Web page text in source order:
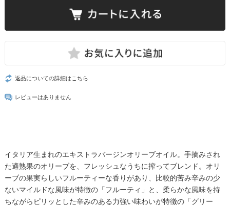
返品についての詳細はこちら
レビューはありません
イタリア生まれのエキストラバージンオリーブオイル。手摘みされ
た適熟果のオリーブを、フレッシュなうちに搾ってブレンド。オリ
ーブの果実らしいフルーティーな香りがあり、比較的苦み辛みの少
ないマイルドな風味が特徴の「フルーティ」と、柔らかな風味を持
ちながらピリッとした辛みのある力強い味わいが特徴の「グリー